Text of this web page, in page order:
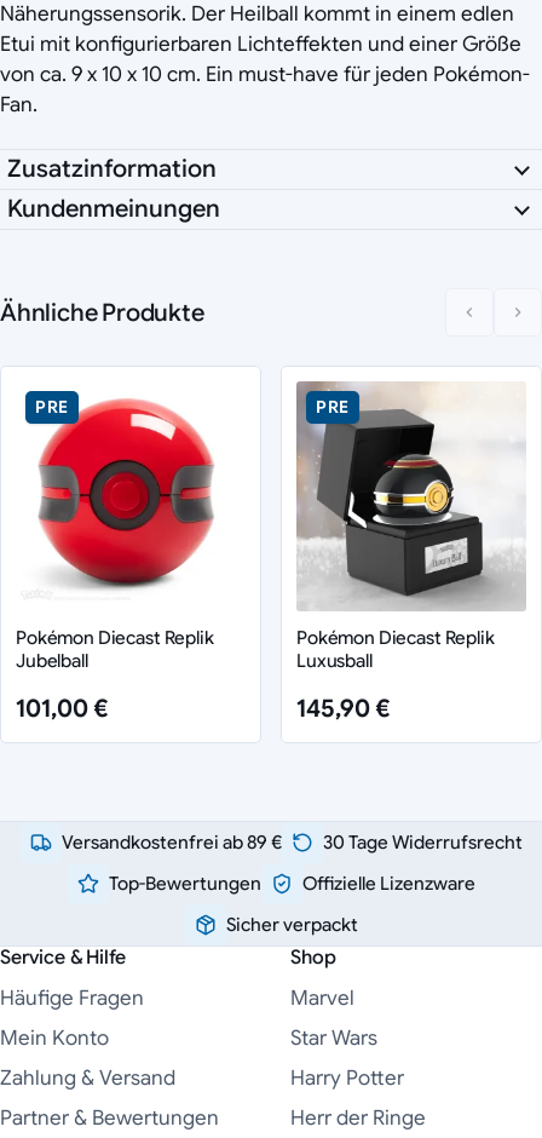
Näherungssensorik. Der Heilball kommt in einem edlen
Etui mit konfigurierbaren Lichteffekten und einer Größe
von ca. 9 x 10 x 10 cm. Ein must-have für jeden Pokémon-
Fan.
Zusatzinformation
Kundenmeinungen
Ähnliche Produkte
PRE
Pokémon Diecast Replik
Jubelball
101,00 €
PRE
Pokémon Diecast Replik
Luxusball
145,90 €
Versandkostenfrei ab 89 €
30 Tage Widerrufsrecht
Top-Bewertungen
Offizielle Lizenzware
Sicher verpackt
Service & Hilfe
Häufige Fragen
Mein Konto
Zahlung & Versand
Partner & Bewertungen
Shop
Marvel
Star Wars
Harry Potter
Herr der Ringe